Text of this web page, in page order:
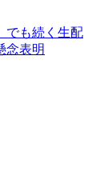
でも続く生配
念表明